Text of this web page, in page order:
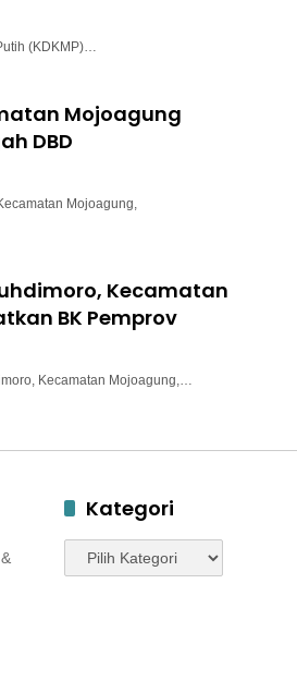
(KDKMP)…
Mojoagung
DBD
Mojoagung,
Kecamatan
BK Pemprov
Kecamatan Mojoagung,…
Kategori
Kategori